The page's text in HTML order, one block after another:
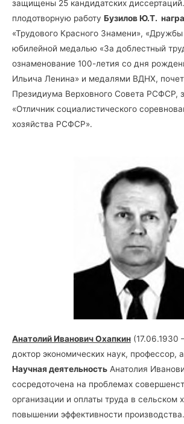
защищены 25 кандидатских
плодотворную работу Бузилов Ю.Т.
«Трудового Красного Знамени»,
юбилейной медалью «За доблестный
ознаменование 100-летия со дня
Ильича Ленина» и медалями ВДНХ,
Президиума Верховного Совета РСФСР,
«Отличник социалистического
хозяйства РСФСР».
Анатолий Иванович Охапкин (17.06.1930
доктор экономических наук, профессор,
Научная деятельность Анатолия
сосредоточена на проблемах
организации и оплаты труда в сельском
повышении эффективности